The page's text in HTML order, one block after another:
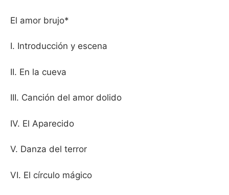
El amor brujo*
I. Introducción y escena
II. En la cueva
III. Canción del amor dolido
IV. El Aparecido
V. Danza del terror
VI. El círculo mágico